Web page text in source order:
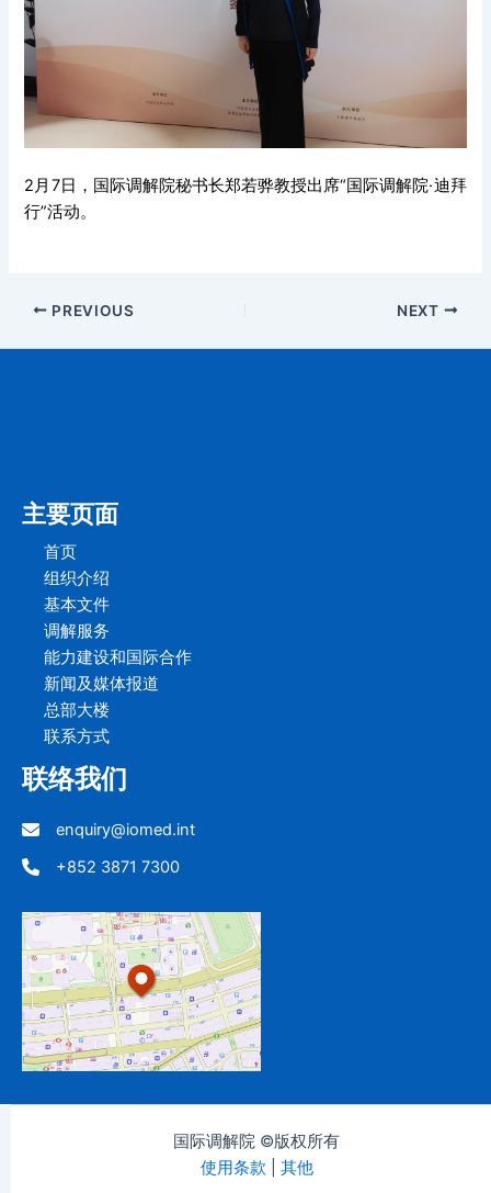
2月7日，国际调解院秘书长郑若骅教授出席“国际调解院·迪拜
行”活动。
PREVIOUS NEXT
主要页面
首页
组织介绍
基本文件
调解服务
能力建设和国际合作
新闻及媒体报道
总部大楼
联系方式
联络我们
enquiry@iomed.int
+852 3871 7300
国际调解院 ©版权所有
使用条款
其他